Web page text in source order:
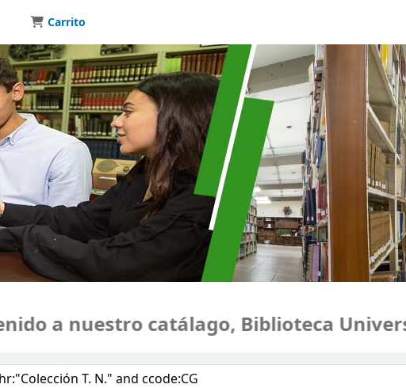
Carrito
a nuestro catálago, Biblioteca
el catálogo